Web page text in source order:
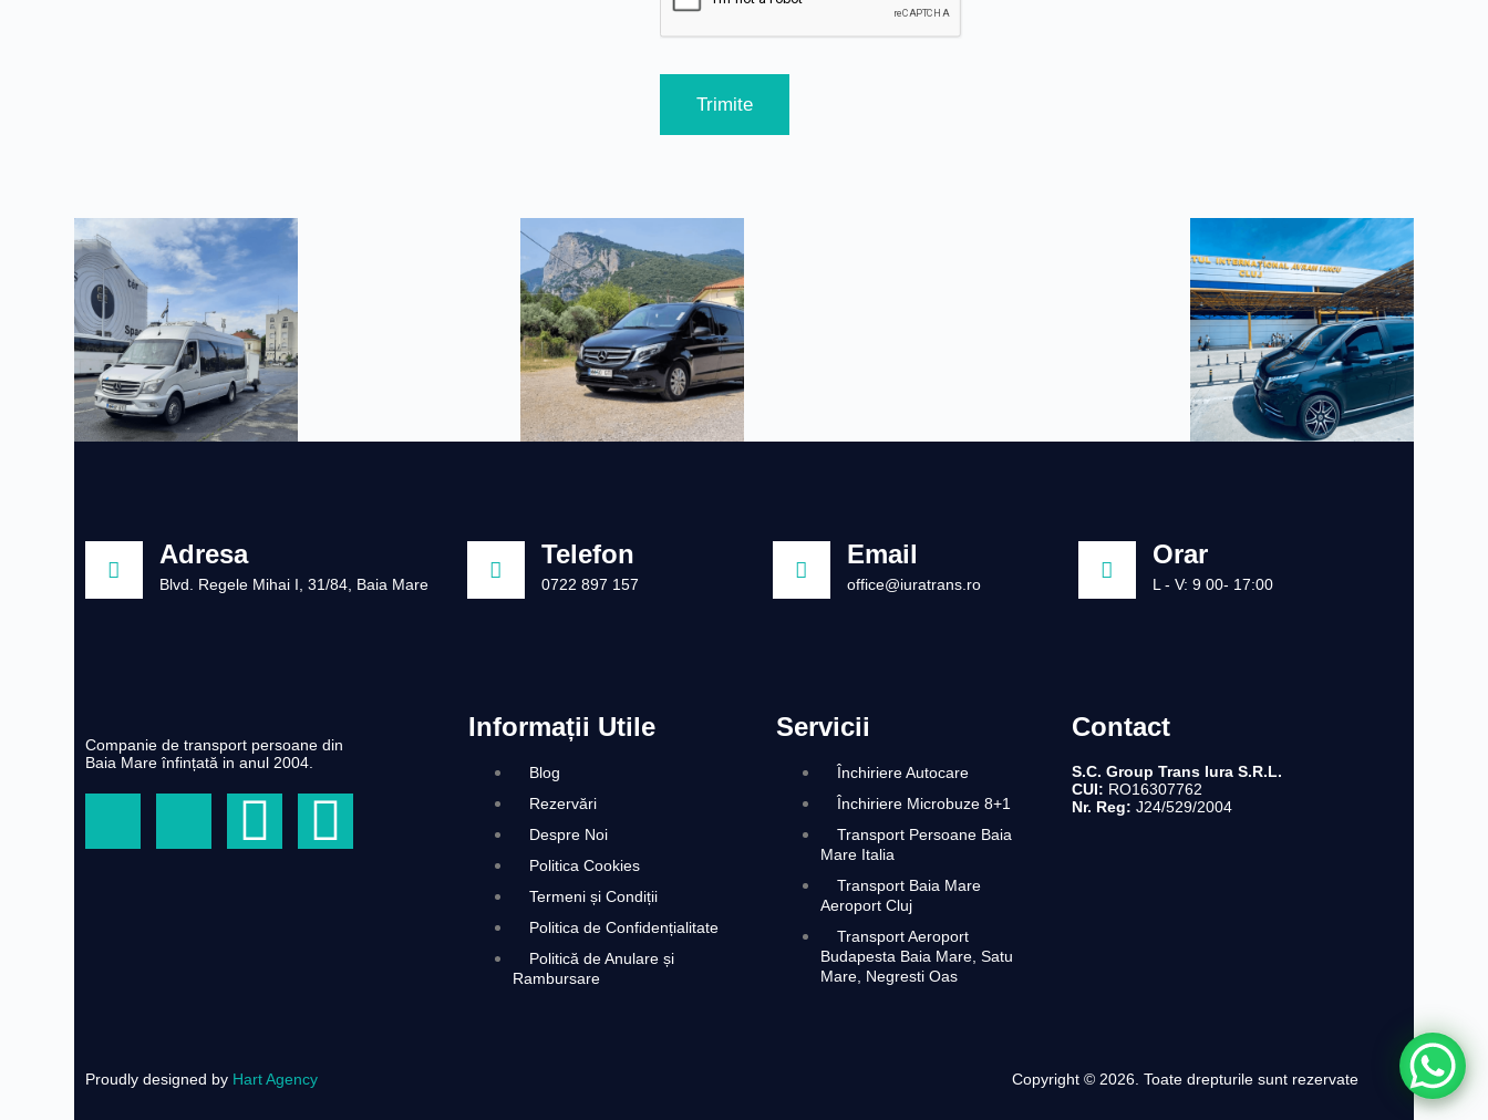
Trimite
Adresa
Blvd. Regele Mihai I, 31/84, Baia Mare
Telefon
0722 897 157
Email
office@iuratrans.ro
Orar
L - V: 9 00- 17:00
Companie de transport persoane din
Baia Mare înfințată in anul 2004.
Informații Utile
Blog
Rezervări
Despre Noi
Politica Cookies
Termeni și Condiții
Politica de Confidențialitate
Politică de Anulare și
Rambursare
Servicii
Închiriere Autocare
Închiriere Microbuze 8+1
Transport Persoane Baia
Mare Italia​​
Transport Baia Mare
Aeroport Cluj
Transport Aeroport
Budapesta Baia Mare, Satu
Mare, Negresti Oas
Contact
S.C. Group Trans Iura S.R.L.
CUI: RO16307762
Nr. Reg: J24/529/2004
Proudly designed by Hart Agency Copyright © 2026. Toate drepturile sunt rezervate